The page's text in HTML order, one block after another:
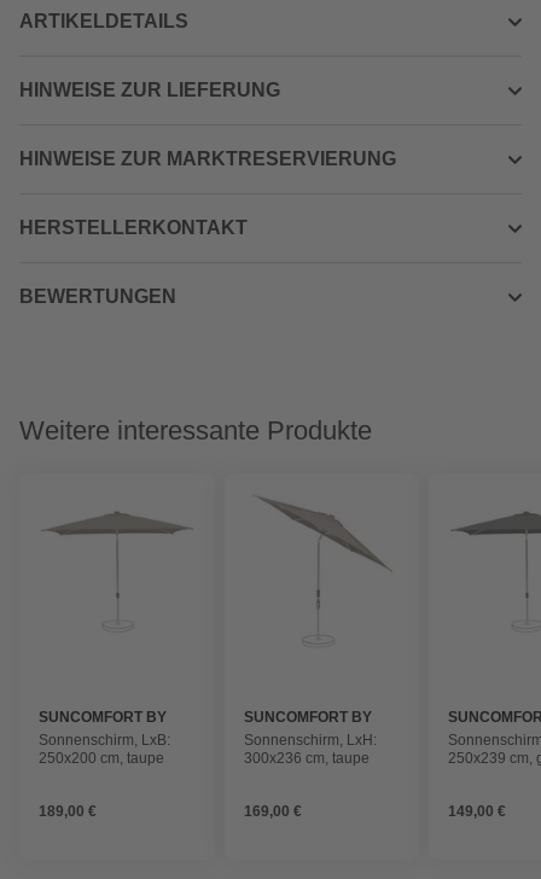
ARTIKELDETAILS
HINWEISE ZUR LIEFERUNG
HINWEISE ZUR MARKTRESERVIERUNG
HERSTELLERKONTAKT
BEWERTUNGEN
Weitere interessante Produkte
SUNCOMFORT BY
GLATZ
Sonnenschirm, LxB:
250x200 cm, taupe
189,00 €
SUNCOMFORT BY
GLATZ
Sonnenschirm, LxH:
300x236 cm, taupe
169,00 €
GLATZ
250x239 cm,
149,00 €